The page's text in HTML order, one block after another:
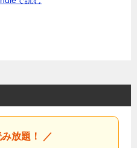
放題！ ／